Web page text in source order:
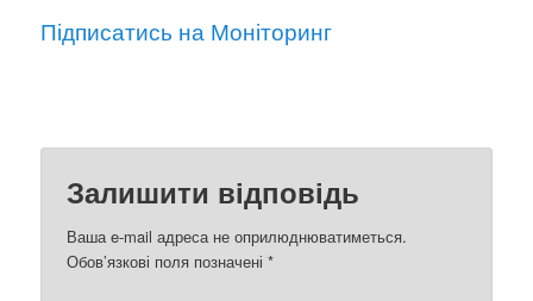
Підписатись на Моніторинг
Залишити відповідь
Ваша e-mail адреса не оприлюднюватиметься.
Обов’язкові поля позначені*